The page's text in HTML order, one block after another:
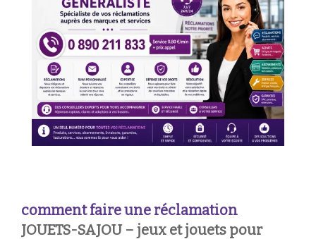
comment faire une réclamation
JOUETS-SAJOU – jeux et jouets pour